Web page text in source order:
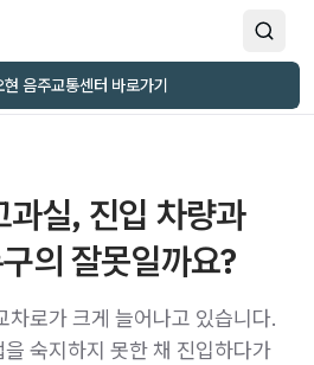
현 음주교통센터 바로가기
실, 진입 차량과
의 잘못일까요?
차로가 크게 늘어나고 있습니다.
숙지하지 못한 채 진입하다가